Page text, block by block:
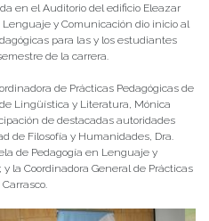
en el Auditorio del edificio Eleazar
y Comunicación dio inicio al
para las y los estudiantes
de la carrera.
de Prácticas Pedagógicas de
Lingüística y Literatura, Mónica
de destacadas autoridades
de Filosofía y Humanidades, Dra.
de Pedagogía en Lenguaje y
la Coordinadora General de Prácticas